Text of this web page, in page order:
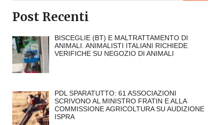
Post Recenti
BISCEGLIE (BT) E MALTRATTAMENTO DI
ANIMALI. ANIMALISTI ITALIANI RICHIEDE
VERIFICHE SU NEGOZIO DI ANIMALI
PDL SPARATUTTO: 61 ASSOCIAZIONI
SCRIVONO AL MINISTRO FRATIN E ALLA
COMMISSIONE AGRICOLTURA SU AUDIZIONE
ISPRA